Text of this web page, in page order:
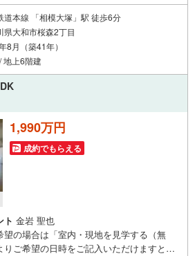
道本線 「相模大塚」駅 徒歩6分
県大和市桜森2丁目
8月（築41年）
地上6階建
1,990万円
成約でもらえる
ト 金岩 聖也
望の場合は「室内・現地を見学する（無
りご希望の日時をご記入いただけますとス